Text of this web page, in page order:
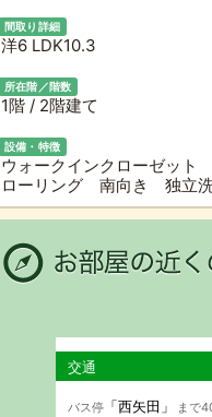
間取り詳細
洋6 LDK10.3
所在階／階数
1階 / 2階建て
設備・特徴
ウォークインクローゼッ
ローリング 南向き 独立
交通
バス停 「西矢田」
まで